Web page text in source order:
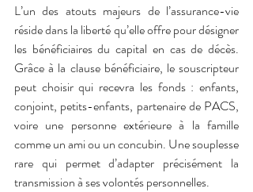
L’un des atouts majeurs de l’assurance-vie
réside dans la liberté qu’elle offre pour désigner
les bénéficiaires du capital en cas de décès.
Grâce à la clause bénéficiaire, le souscripteur
peut choisir qui recevra les fonds : enfants,
conjoint, petits-enfants, partenaire de PACS,
voire une personne extérieure à la famille
comme un ami ou un concubin. Une souplesse
rare qui permet d’adapter précisément la
transmission à ses volontés personnelles.